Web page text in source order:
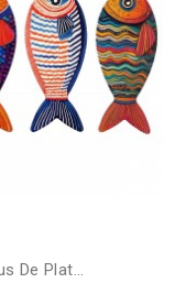
De Plat...